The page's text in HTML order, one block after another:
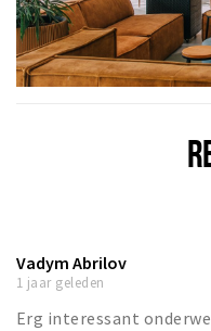
Vadym Abrilov
1 jaar geleden
Erg interessant